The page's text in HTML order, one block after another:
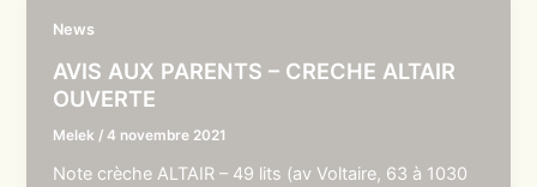
News
AVIS AUX PARENTS – CRECHE ALTAIR
OUVERTE
Melek /4 novembre 2021
Note crèche ALTAIR – 49 lits (av Voltaire, 63 à 1030